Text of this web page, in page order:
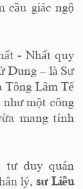
cầu giác ngộ
- Nhất quy
Dung – là Sư
Tông Lâm Tế
một công
mang tính
tư duy quán
lý, sư Liễu